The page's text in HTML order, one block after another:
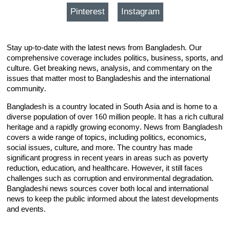
Pinterest Instagram
Stay up-to-date with the latest news from Bangladesh. Our
comprehensive coverage includes politics, business, sports, and
culture. Get breaking news, analysis, and commentary on the
issues that matter most to Bangladeshis and the international
community.
Bangladesh is a country located in South Asia and is home to a
diverse population of over 160 million people. It has a rich cultural
heritage and a rapidly growing economy. News from Bangladesh
covers a wide range of topics, including politics, economics,
social issues, culture, and more. The country has made
significant progress in recent years in areas such as poverty
reduction, education, and healthcare. However, it still faces
challenges such as corruption and environmental degradation.
Bangladeshi news sources cover both local and international
news to keep the public informed about the latest developments
and events.